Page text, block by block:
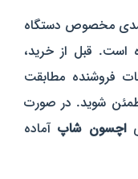
مخصوص دستگاه‌
است. قبل از خرید،
فروشنده مطابقت
شوید. در صورت
اچسون شاپآماده